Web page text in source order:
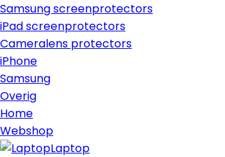
Samsung screenprotectors
iPad screenprotectors
Cameralens protectors
iPhone
Samsung
Overig
Home
Webshop
Laptop